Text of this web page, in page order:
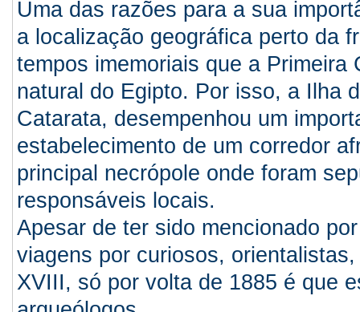
Uma das razões para a sua
a localização geográfica perto da
tempos imemoriais que a
natural do Egipto. Por isso, a Ilha
Catarata, desempenhou um
estabelecimento de um corredor
principal necrópole onde foram
responsáveis locais.
Apesar de ter sido mencionado
viagens por curiosos,
XVIII, só por volta de 1885 é que